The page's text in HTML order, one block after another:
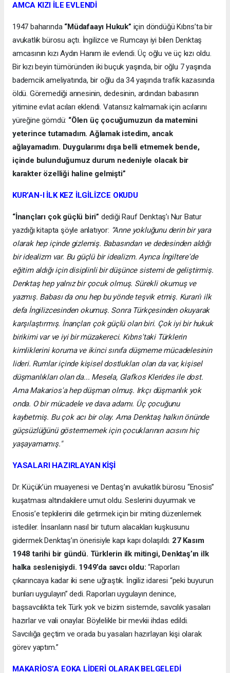
AMCA KIZI İLE EVLENDİ
1947 baharında “Müdafaayı Hukuk” için döndüğü Kıbrıs’ta bir
avukatlık bürosu açtı. İngilizce ve Rumcayı iyi bilen Denktaş
amcasının kızı Aydın Hanım ile evlendi. Üç oğlu ve üç kızı oldu.
Bir kızı beyin tümöründen iki buçuk yaşında, bir oğlu 7 yaşında
bademcik ameliyatında, bir oğlu da 34 yaşında trafik kazasında
öldü. Göremediği annesinin, dedesinin, ardından babasının
yitimine evlat acıları eklendi. Vatansız kalmamak için acılarını
yüreğine gömdü: “Ölen üç çocuğumuzun da matemini
yeterince tutamadım. Ağlamak istedim, ancak
ağlayamadım. Duygularımı dışa belli etmemek bende,
içinde bulunduğumuz durum nedeniyle olacak bir
karakter özelliği haline gelmişti”
KUR’AN-I İLK KEZ İLGİLİZCE OKUDU
“İnançları çok güçlü biri” dediği Rauf Denktaş’ı Nur Batur
yazdığı kitapta şöyle anlatıyor: “Anne yokluğunu derin bir yara
olarak hep içinde gizlemiş. Babasından ve dedesinden aldığı
bir idealizm var. Bu güçlü bir idealizm. Ayrıca İngiltere'de
eğitim aldığı için disiplinli bir düşünce sistemi de geliştirmiş.
Denktaş hep yalnız bir çocuk olmuş. Sürekli okumuş ve
yazmış. Babası da onu hep bu yönde teşvik etmiş. Kuran'ı ilk
defa İngilizcesinden okumuş. Sonra Türkçesinden okuyarak
karşılaştırmış. İnançları çok güçlü olan biri. Çok iyi bir hukuk
birikimi var ve iyi bir müzakereci. Kıbrıs'taki Türklerin
kimliklerini koruma ve ikinci sınıfa düşmeme mücadelesinin
lideri. Rumlar içinde kişisel dostlukları olan da var, kişisel
düşmanlıkları olan da... Mesela, Glafkos Klerides ile dost.
Ama Makarios'a hep düşman olmuş. Irkçı düşmanlık yok
onda. O bir mücadele ve dava adamı. Üç çocuğunu
kaybetmiş. Bu çok acı bir olay. Ama Denktaş halkın önünde
güçsüzlüğünü göstermemek için çocuklarının acısını hiç
yaşayamamış."
YASALARI HAZIRLAYAN KİŞİ
Dr. Küçük’ün muayenesi ve Dentaş’ın avukatlık bürosu “Enosis”
kuşatması altındakilere umut oldu. Seslerini duyurmak ve
Enosis’e tepkilerini dile getirmek için bir miting düzenlemek
istediler. İnsanların nasıl bir tutum alacakları kuşkusunu
gidermek Denktaş’ın önerisiyle kapı kapı dolaşıldı. 27 Kasım
1948 tarihi bir gündü. Türklerin ilk mitingi, Denktaş’ın ilk
halka seslenişiydi. 1949’da savcı oldu:“Raporları
çıkarıncaya kadar iki sene uğraştık. İngiliz idaresi “peki buyurun
bunları uygulayın” dedi. Raporları uygulayın denince,
başsavcılıkta tek Türk yok ve bizim sistemde, savcılık yasaları
hazırlar ve vali onaylar. Böylelikle bir mevkii ihdas edildi.
Savcılığa geçtim ve orada bu yasaları hazırlayan kişi olarak
görev yaptım.”
MAKARİOS’A EOKA LİDERİ OLARAK BELGELEDİ